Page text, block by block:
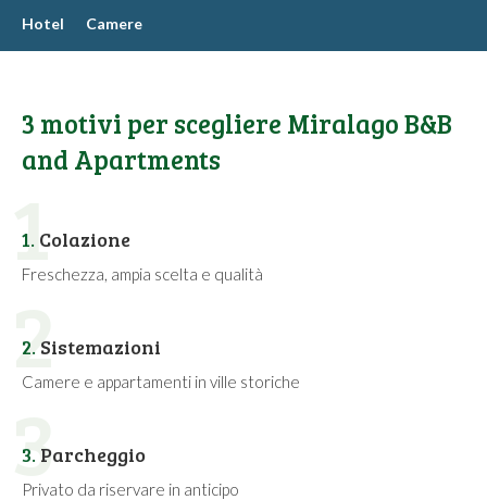
Hotel Camere
3 motivi per scegliere Miralago B&B
and Apartments
1
1. Colazione
Freschezza, ampia scelta e qualità
2
2. Sistemazioni
Camere e appartamenti in ville storiche
3
3. Parcheggio
Privato da riservare in anticipo